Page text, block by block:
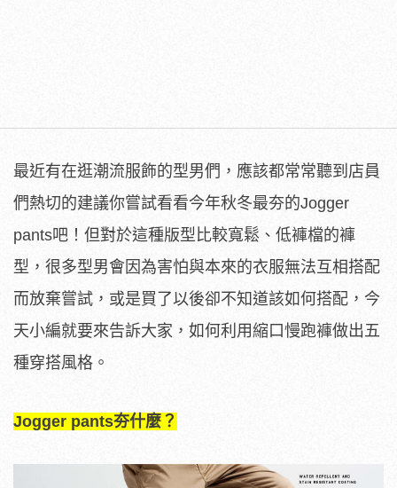
最近有在逛潮流服飾的型男們，應該都常常聽到店員
們熱切的建議你嘗試看看今年秋冬最夯的Jogger
pants吧！但對於這種版型比較寬鬆、低褲檔的褲
型，很多型男會因為害怕與本來的衣服無法互相搭配
而放棄嘗試，或是買了以後卻不知道該如何搭配，今
天小編就要來告訴大家，如何利用縮口慢跑褲做出五
種穿搭風格。
Jogger pants夯什麼？